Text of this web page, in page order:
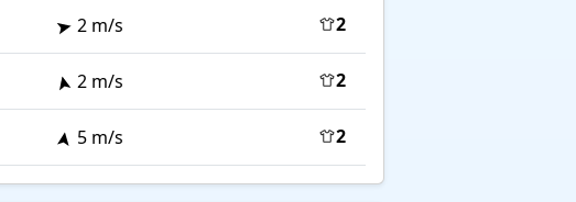
2 m/s 2
2 m/s 2
5 m/s 2